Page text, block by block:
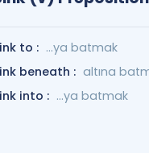
to : ...ya batmak
beneath : altına
into : ...ya batmak